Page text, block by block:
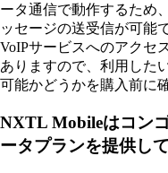
ータ通信で動作するため
ッセージの送受信が可能
VoIPサービスへのアクセ
ありますので、利用した
可能かどうかを購入前に
NXTL Mobileはコン
ータプランを提供し